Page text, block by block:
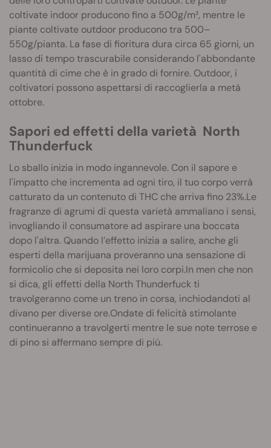
coltivate indoor producono fino a 500g/m², mentre le
piante coltivate outdoor producono tra 500–
550g/pianta. La fase di fioritura dura circa 65 giorni, un
lasso di tempo trascurabile considerando l'abbondante
quantità di cime che è in grado di fornire. Outdoor, i
coltivatori possono aspettarsi di raccoglierla a metà
ottobre.
Sapori ed effetti della varietà North
Thunderfuck
Lo sballo inizia in modo ingannevole. Con il sapore e
l'impatto che incrementa ad ogni tiro, il tuo corpo verrà
catturato da un contenuto di THC che arriva fino 23%.Le
fragranze di agrumi di questa varietà ammaliano i sensi,
invogliando il consumatore ad aspirare una boccata
dopo l'altra. Quando l’effetto inizia a salire, anche gli
esperti della marijuana proveranno una sensazione di
formicolio che si deposita nei loro corpi.In men che non
si dica, gli effetti della North Thunderfuck ti
travolgeranno come un treno in corsa, inchiodandoti al
divano per diverse ore.Ondate di felicità stimolante
continueranno a travolgerti mentre le sue note terrose e
di pino si affermano sempre di più.